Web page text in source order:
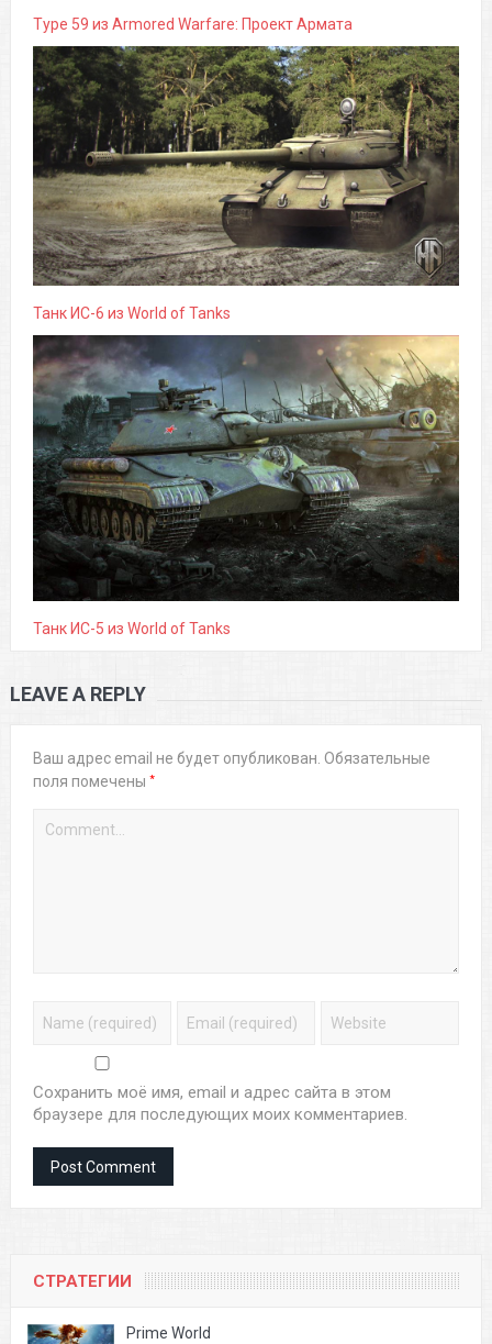
Type 59 из Armored Warfare: Проект Армата
Танк ИС-6 из World of Tanks
Танк ИС-5 из World of Tanks
LEAVE A REPLY
Ваш адрес email не будет опубликован. Обязательные
поля помечены *
Сохранить моё имя, email и адрес сайта в этом
браузере для последующих моих комментариев.
СТРАТЕГИИ
Prime World